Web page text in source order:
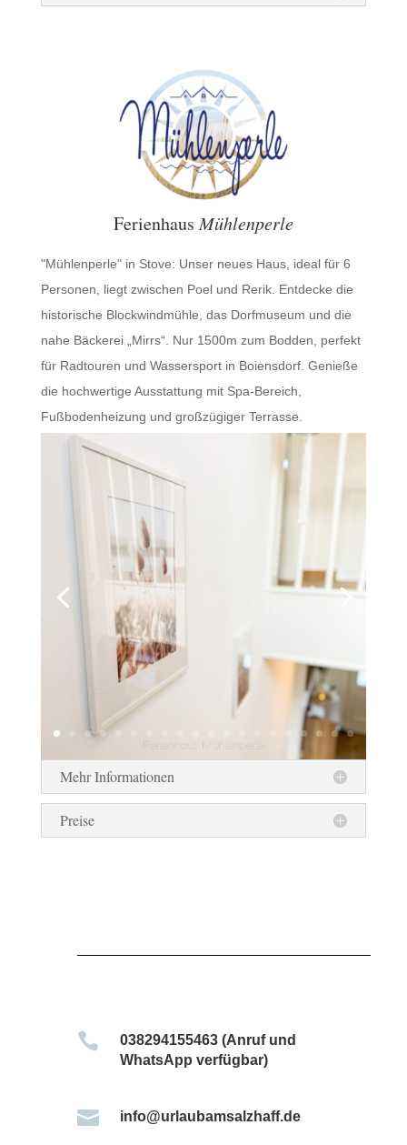
FerienhausMühlenperle
"Mühlenperle" in Stove: Unser neues Haus, ideal für 6
Personen, liegt zwischen Poel und Rerik. Entdecke die
historische Blockwindmühle, das Dorfmuseum und die
nahe Bäckerei „Mirrs“. Nur 1500m zum Bodden, perfekt
für Radtouren und Wassersport in Boiensdorf. Genieße
die hochwertige Ausstattung mit Spa-Bereich,
Fußbodenheizung und großzügiger Terrasse.
Mehr Informationen
Preise

038294155463 (Anruf und
WhatsApp verfügbar)
 info@urlaubamsalzhaff.de